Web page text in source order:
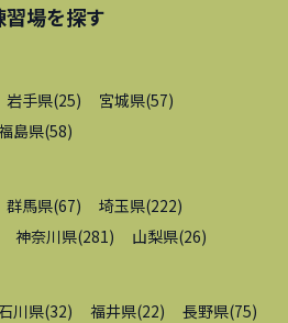
習場を探す
岩手県(25) 宮城県(57)
島県(58)
群馬県(67) 埼玉県(222)
神奈川県(281 ) 山梨県(26)
川県(32) 福井県(22) 長野県(75)